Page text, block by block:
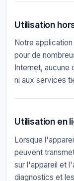
Utilisation
Notre
pour de
Internet,
ni aux services
Utilisation en
Lorsque
peuvent
sur l'appareil et
diagnostics et